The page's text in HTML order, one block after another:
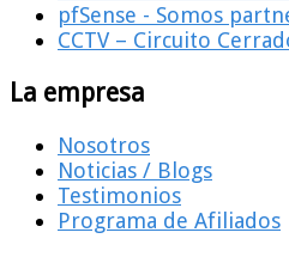
pfSense - Somos
CCTV – Circuito
La empresa
Nosotros
Noticias / Blogs
Testimonios
Programa de Afiliados